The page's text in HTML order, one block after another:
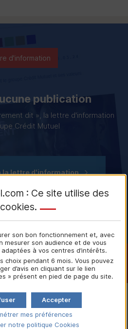
d'information
publication
dit », la lettre d'information
Crédit Mutuel
la lettre d'information
Trouver votre
caisse locale
des données personnelles
des Cookies
des données personnelles
: Ce site utilise des
cookies.
son bon fonctionnement et, avec
mesurer son audience et de vous
à vos centres d’intérêts.
choix pendant 6 mois. Vous pouvez
d’avis en cliquant sur le lien
» présent en pied de page du site.
Accepter
mes préférences
notre politique Cookies